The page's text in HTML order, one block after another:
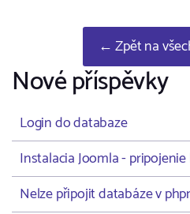
← Zpět na
Nové příspěvky
Login do databaze
Instalacia Joomla - pripojenie
Nelze připojit databáze v